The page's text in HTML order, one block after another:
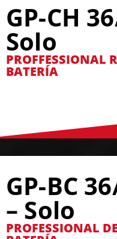
GP-CH
Solo
PROFFESSIONAL
BATERÍA
GP-BC
– Solo
PROFESSIONAL